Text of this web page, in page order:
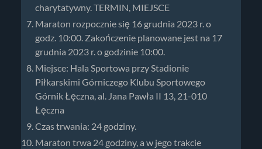
charytatywny. TERMIN, MIEJSCE
Maraton rozpocznie się 16 grudnia 2023 r. o
godz. 10:00. Zakończenie planowane jest na 17
grudnia 2023 r. o godzinie 10:00.
Miejsce: Hala Sportowa przy Stadionie
Piłkarskimi Górniczego Klubu Sportowego
Górnik Łęczna, al. Jana Pawła II 13, 21-010
Łęczna
Czas trwania: 24 godziny.
Maraton trwa 24 godziny, a w jego trakcie